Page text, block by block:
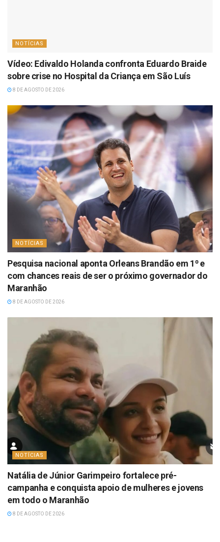
NOTÍCIAS
Vídeo: Edivaldo Holanda confronta Eduardo Braide
sobre crise no Hospital da Criança em São Luís
8 DE AGOSTO DE 2026
NOTÍCIAS
Pesquisa nacional aponta Orleans Brandão em 1⁰ e
com chances reais de ser o próximo governador do
Maranhão
8 DE AGOSTO DE 2026
NOTÍCIAS
Natália de Júnior Garimpeiro fortalece pré-
campanha e conquista apoio de mulheres e jovens
em todo o Maranhão
8 DE AGOSTO DE 2026